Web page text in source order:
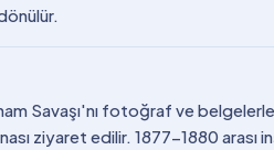
Savaşı'nı fotoğraf ve
ziyaret edilir. 1877-1880 arası